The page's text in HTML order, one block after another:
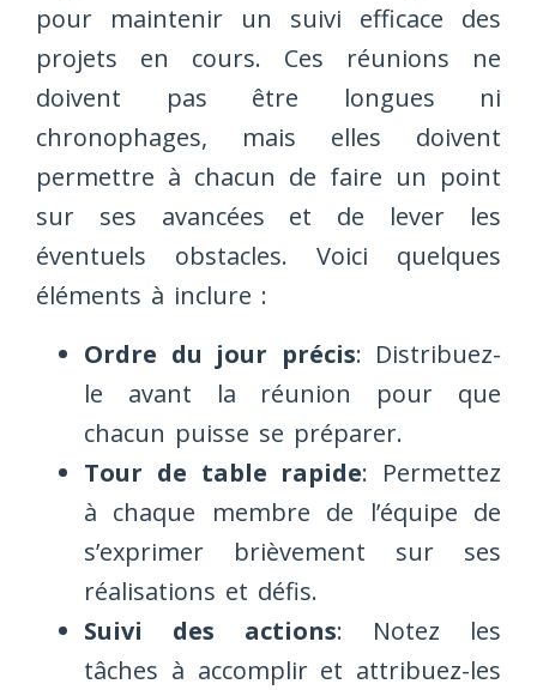
pour maintenir un suivi efficace des
projets en cours. Ces réunions ne
doivent pas être longues ni
chronophages, mais elles doivent
permettre à chacun de faire un point
sur ses avancées et de lever les
éventuels obstacles. Voici quelques
éléments à inclure :
Ordre du jour précis: Distribuez-
le avant la réunion pour que
chacun puisse se préparer.
Tour de table rapide: Permettez
à chaque membre de l’équipe de
s’exprimer brièvement sur ses
réalisations et défis.
Suivi des actions: Notez les
tâches à accomplir et attribuez-les